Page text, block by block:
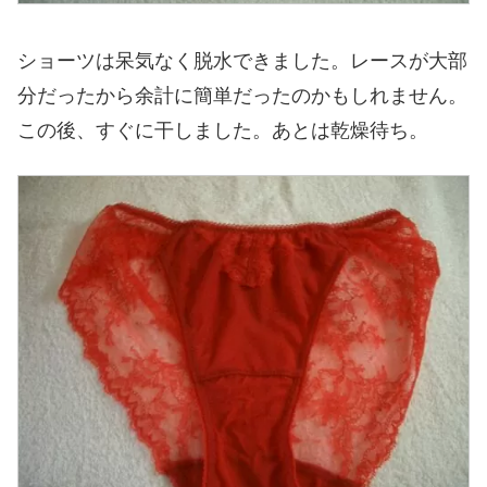
ショーツは呆気なく脱水できました。レースが大部
分だったから余計に簡単だったのかもしれません。
この後、すぐに干しました。あとは乾燥待ち。